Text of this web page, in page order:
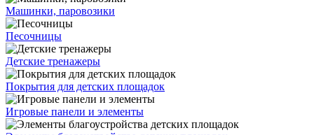
Машинки, паровозики
Песочницы
Детские тренажеры
Покрытия для детских площадок
Игровые панели и элементы